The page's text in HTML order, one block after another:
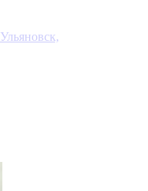
Ульяновск,